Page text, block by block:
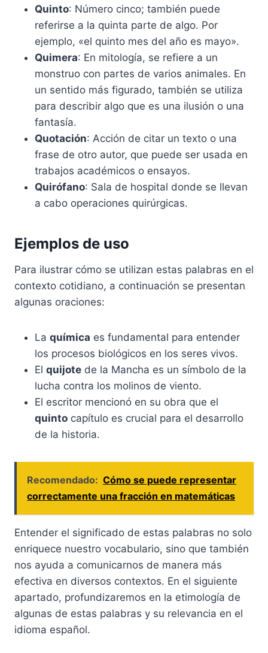
Quinto: Número cinco; también puede
referirse a la quinta parte de algo. Por
ejemplo, «el quinto mes del año es mayo».
Quimera: En mitología, se refiere a un
monstruo con partes de varios animales. En
un sentido más figurado, también se utiliza
para describir algo que es una ilusión o una
fantasía.
Quotación: Acción de citar un texto o una
frase de otro autor, que puede ser usada en
trabajos académicos o ensayos.
Quirófano: Sala de hospital donde se llevan
a cabo operaciones quirúrgicas.
Ejemplos de uso
Para ilustrar cómo se utilizan estas palabras en el
contexto cotidiano, a continuación se presentan
algunas oraciones:
La química es fundamental para entender
los procesos biológicos en los seres vivos.
El quijote de la Mancha es un símbolo de la
lucha contra los molinos de viento.
El escritor mencionó en su obra que el
quinto capítulo es crucial para el desarrollo
de la historia.
Recomendado: Cómo se puede representar
correctamente una fracción en matemáticas
Entender el significado de estas palabras no solo
enriquece nuestro vocabulario, sino que también
nos ayuda a comunicarnos de manera más
efectiva en diversos contextos. En el siguiente
apartado, profundizaremos en la etimología de
algunas de estas palabras y su relevancia en el
idioma español.